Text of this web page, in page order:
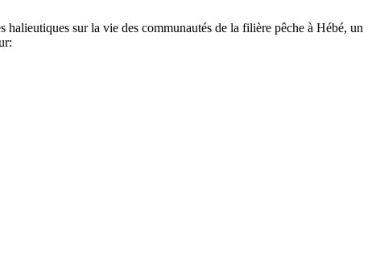
sur la vie des communautés de la filière pêche à Hébé, un